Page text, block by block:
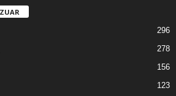
296
278
156
123